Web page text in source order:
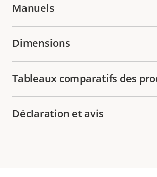
Manuels
Dimensions
Tableaux comparatifs des
Déclaration et avis